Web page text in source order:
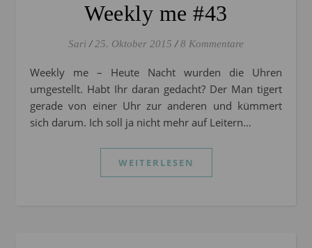
Weekly me #43
Sari / 25. Oktober 2015 / 8 Kommentare
Weekly me – Heute Nacht wurden die Uhren
umgestellt. Habt Ihr daran gedacht? Der Man tigert
gerade von einer Uhr zur anderen und kümmert
sich darum. Ich soll ja nicht mehr auf Leitern…
WEITERLESEN